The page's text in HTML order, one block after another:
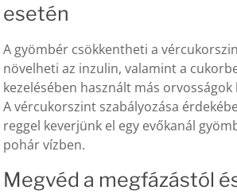
esetén
A gyömbér csökkentheti a
növelheti az inzulin, valamint a
kezelésében használt más
A vércukorszint szabályozása
reggel keverjünk el egy evőkanál
pohár vízben.
Megvéd a megfázástól